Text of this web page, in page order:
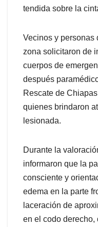
tendida sobre la
Vecinos y personas
zona solicitaron de
cuerpos de
después
Rescate de
quienes brindaron
lesionada.
Durante la
informaron que la
consciente y
edema en la parte
laceración de
en el codo derecho,